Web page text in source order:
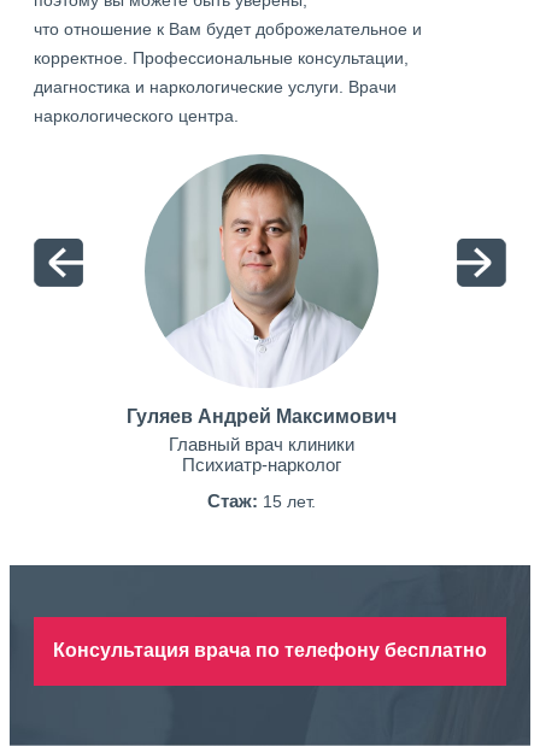
что отношение к Вам будет доброжелательное и
корректное. Профессиональные консультации,
диагностика и наркологические услуги. Врачи
наркологического центра.
Гуляев Андрей Максимович
Главный врач клиники
Психиатр-нарколог
Стаж: 15 лет.
Консультация врача по телефону бесплатно